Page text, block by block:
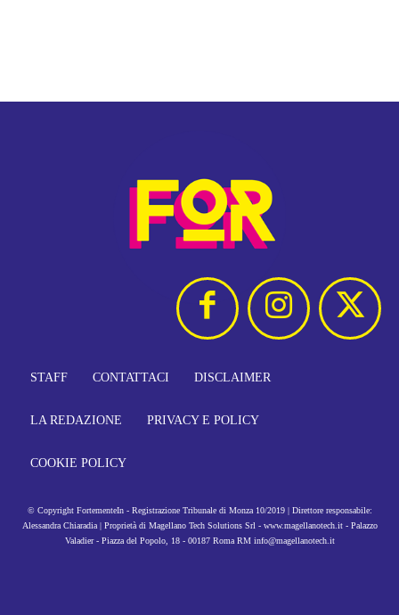
STAFF CONTATTACI DISCLAIMER
LA REDAZIONE PRIVACY E POLICY
COOKIE POLICY
© Copyright FortementeIn - Registrazione Tribunale di Monza 10/2019 | Direttore responsabile:
Alessandra Chiaradia | Proprietà di Magellano Tech Solutions Srl - www.magellanotech.it - Palazzo
Valadier - Piazza del Popolo, 18 - 00187 Roma RM info@magellanotech.it